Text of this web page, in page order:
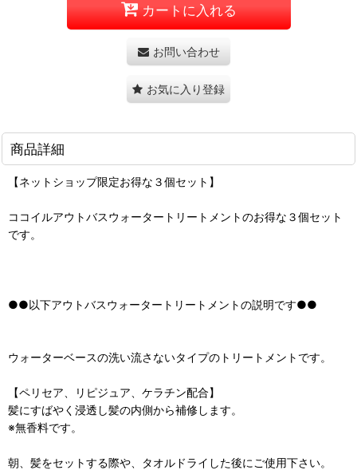
カートに入れる
お問い合わせ
お気に入り登録
商品詳細
【ネットショップ限定お得な３個セット】
ココイルアウトバスウォータートリートメントのお得な３個セット
です。
●●以下アウトバスウォータートリートメントの説明です●●
ウォーターベースの洗い流さないタイプのトリートメントです。
【ペリセア、リピジュア、ケラチン配合】
髪にすばやく浸透し髪の内側から補修します。
※無香料です。
朝、髪をセットする際や、タオルドライした後にご使用下さい。